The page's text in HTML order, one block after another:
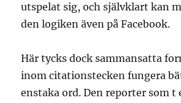
utspelat sig, och självklart kan
den logiken även på Facebook.
Här tycks dock sammansatta
inom citationstecken fungera
enstaka ord. Den reporter som t